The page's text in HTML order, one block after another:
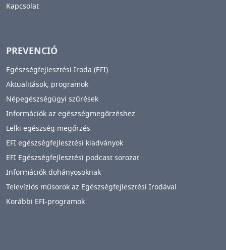
Kapcsolat
PREVENCIÓ
Egészségfejlesztési Iroda (EFI)
Aktualitások, programok
Népegészségügyi szűrések
Információk az egészségmegőrzéshez
Lelki egészség megőrzés
EFI egészségfejlesztési kiadványok
EFI Egészségfejlesztési podcast sorozat
Információk dohányosoknak
Televíziós műsorok az Egészségfejlesztési Irodával
Korábbi EFI-programok